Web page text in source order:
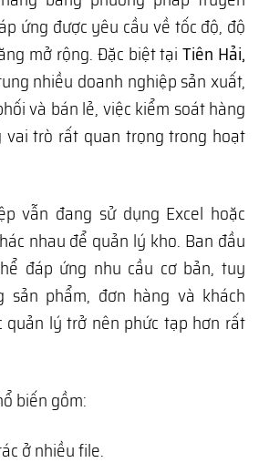
ứng được yêu cầu về tốc độ, độ
mở rộng. Đặc biệt tạiTiên Hải,
nhiều doanh nghiệp sản xuất,
và bán lẻ, việc kiểm soát hàng
vai trò rất quan trọng trong hoạt
vẫn đang sử dụng Excel hoặc
nhau để quản lý kho. Ban đầu
đáp ứng nhu cầu cơ bản, tuy
sản phẩm, đơn hàng và khách
quản lý trở nên phức tạp hơn rất
biến gồm:
ở nhiều file.